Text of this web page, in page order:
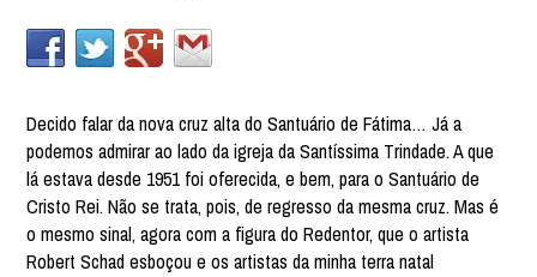
Decido falar da nova cruz alta do Santuário de Fátima… Já a
podemos admirar ao lado da igreja da Santíssima Trindade. A que
lá estava desde 1951 foi oferecida, e bem, para o Santuário de
Cristo Rei. Não se trata, pois, de regresso da mesma cruz. Mas é
o mesmo sinal, agora com a figura do Redentor, que o artista
Robert Schad esboçou e os artistas da minha terra natal